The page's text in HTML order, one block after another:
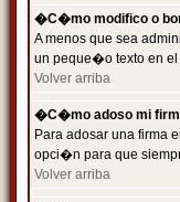
�C�mo modifico o
A menos que sea
un peque�o texto en el
Volver arriba
�C�mo adoso mi
Para adosar una firma
opci�n para que
Volver arriba